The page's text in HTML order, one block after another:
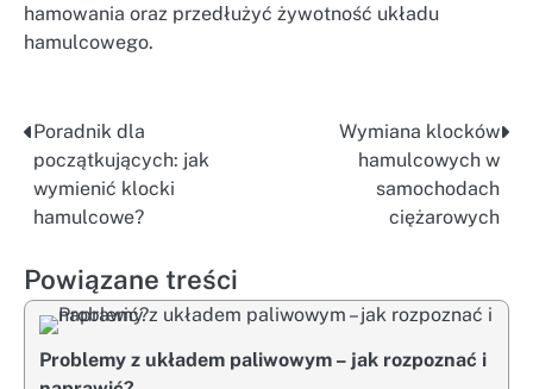
hamowania oraz przedłużyć żywotność układu
hamulcowego.
Nawigacja
wpisu
Poradnik dla
początkujących: jak
wymienić klocki
hamulcowe?
Wymiana klocków
hamulcowych w
samochodach
ciężarowych
Powiązane treści
Problemy z układem paliwowym – jak rozpoznać i